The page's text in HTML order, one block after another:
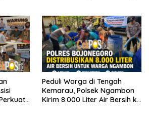
Peduli Warga di Tengah
Kemarau, Polsek Ngambon
Kirim 8.000 Liter Air Bersih ke